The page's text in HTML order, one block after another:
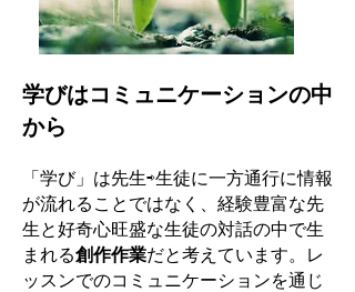
学びはコミュニケーションの中
から
「学び」は先生⇨生徒に一方通行に情報
が流れることではなく、経験豊富な先
生と好奇心旺盛な生徒の対話の中で生
まれる創作作業だと考えています。レ
ッスンでのコミュニケーションを通じ